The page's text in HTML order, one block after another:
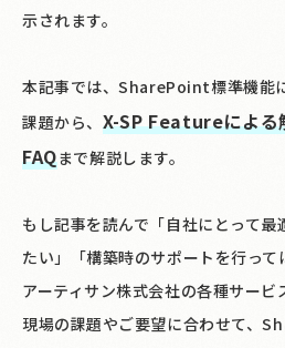
示されます。
本記事では、SharePoint標準機能
課題から、 X-SP Featureによる
FAQまで解説します。
もし記事を読んで「自社にとって
たい」「構築時のサポートを行って
アーティサン株式会社の各種サービ
現場の課題やご要望に合わせて、